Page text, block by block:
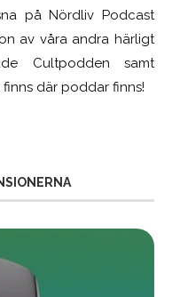
på Nördliv Podcast
av våra andra härligt
Cultpodden samt
där poddar finns!